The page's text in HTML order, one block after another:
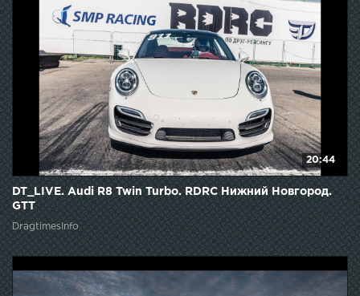
20:44
DT_LIVE. Audi R8 Twin Turbo. RDRC Нижний Новгород.
GTT
DragtimesInfo